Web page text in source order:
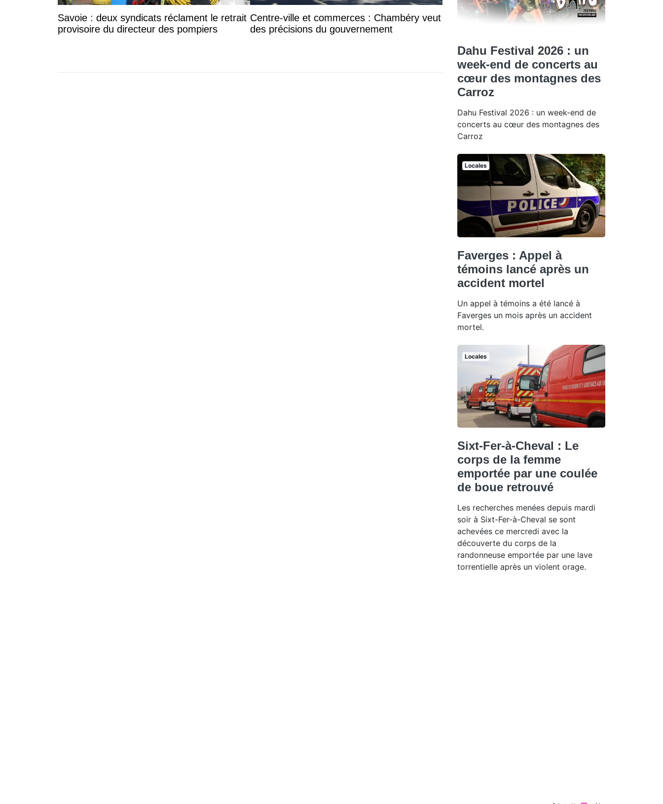
Savoie : deux syndicats réclament le retrait
provisoire du directeur des pompiers
Centre-ville et commerces : Chambéry veut
des précisions du gouvernement
Dahu Festival 2026 : un
week-end de concerts au
cœur des montagnes des
Carroz
Dahu Festival 2026 : un week-end de
concerts au cœur des montagnes des
Carroz
Locales
Faverges : Appel à
témoins lancé après un
accident mortel
Un appel à témoins a été lancé à
Faverges un mois après un accident
mortel.
Locales
Sixt-Fer-à-Cheval : Le
corps de la femme
emportée par une coulée
de boue retrouvé
Les recherches menées depuis mardi
soir à Sixt-Fer-à-Cheval se sont
achevées ce mercredi avec la
découverte du corps de la
randonneuse emportée par une lave
torrentielle après un violent orage.